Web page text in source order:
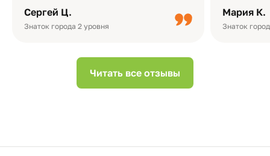
Сергей Ц.
Знаток города 2 уровня
Мария К.
Знаток
видео с
Читать все отзывы